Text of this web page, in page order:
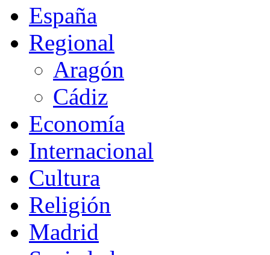
España
Regional
Aragón
Cádiz
Economía
Internacional
Cultura
Religión
Madrid